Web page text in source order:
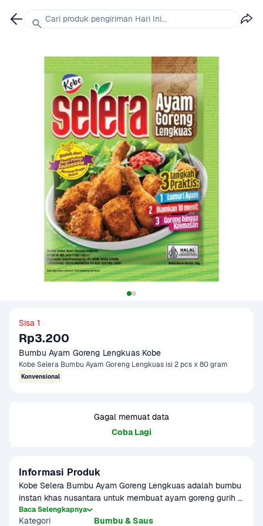
Sisa 1
Rp3.200
Bumbu Ayam Goreng Lengkuas Kobe
Kobe Selera Bumbu Ayam Goreng Lengkuas isi 2 pcs x 80 gram
Konvensional
Gagal memuat data
Coba Lagi
Informasi Produk
Kobe Selera Bumbu Ayam Goreng Lengkuas adalah bumbu
instan khas nusantara untuk membuat ayam goreng gurih
dengan aroma lengkuas yang kuat. Praktis digunakan
tanpa tambahan bumbu lain, cocok untuk hidangan harian
Baca Selengkapnya
Kategori Bumbu & Saus
Cari produk pengiriman Hari Ini...